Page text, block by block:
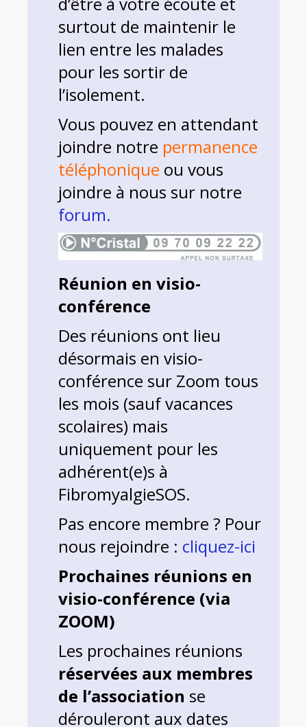
surtout de maintenir le
lien entre les malades
pour les sortir de
l’isolement.
Vous pouvez en attendant
joindre notre permanence
téléphonique ou vous
joindre à nous sur notre
forum.
Réunion en visio-
conférence
Des réunions ont lieu
désormais en visio-
conférence sur Zoom tous
les mois (sauf vacances
scolaires) mais
uniquement pour les
adhérent(e)s à
FibromyalgieSOS.
Pas encore membre ? Pour
nous rejoindre : cliquez-ici
Prochaines réunions en
visio-conférence (via
ZOOM)
Les prochaines réunions
réservées aux membres
de l’association se
dérouleront aux dates